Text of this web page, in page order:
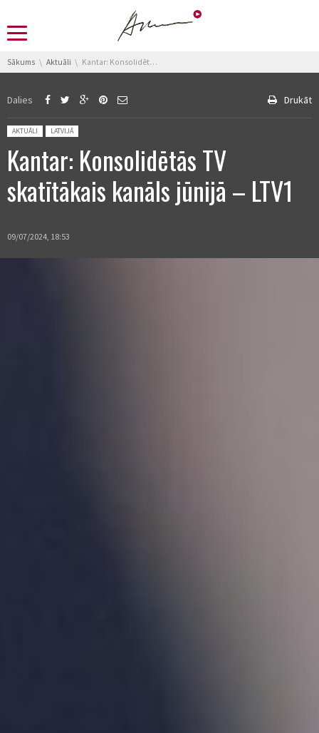
You are here:
Sākums Aktuāli Kantar: Konsolidētās TV skatītākais kanāls jūnijā – LTV1
Dalies Drukāt
Posted in:
AKTUĀLI LATVIJĀ
Kantar: Konsolidētās TV
skatītākais kanāls jūnijā – LTV1
09/07/2024, 18:53